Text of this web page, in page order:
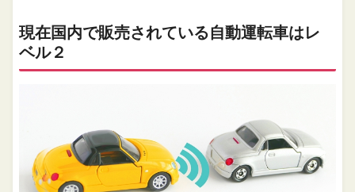
現在国内で販売されている自動運転車はレ
ベル２